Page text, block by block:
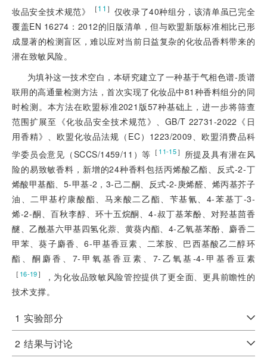
妆品安全技术规范》
［11 ］ 仅收录了40种组分，该清单虽已完全
覆盖EN 16274：2012的旧版清单，但与欧盟新版标准相比已形
成显著的检测盲区，难以应对当前日益复杂的化妆品香料带来的
潜在致敏风险。
为填补这一技术空白，本研究建立了一种基于气相色谱-质谱
联用的高通量检测方法，首次实现了化妆品中81种香料组分的同
时检测。本方法在欧盟标准2021版57种基础上，进一步将筛查
范围扩展至《化妆品安全技术规范》、GB/T 22731-2022《日
用香精》、欧盟化妆品法规（EC）1223/2009、欧盟消费品科
学委员会意见（SCCS/1459/11）等 ［ 11-15］ 所提及具有潜在风
险的易致敏香料，新增的24种香料包括丙烯酸乙酯、反式-2-丁
烯酸甲基酯、5-甲基-2，3-己二酮、反式-2-庚烯醛、烯丙基芥子
油、二甲基柠康酸酯、马来酸二乙酯、苄基氰、4-苯基丁-3-
烯-2-酮、百秋李醇、环十五烷酮、4-叔丁基苯酚、对羟基茴香
醚、乙酰基六甲基四氢化萘、黄葵内酯、4-乙氧基苯酚、麝香二
甲苯、葵子麝香、6-甲基香豆素、二苯胺、巴西基酸乙二醇环
酯、酮麝香、7-甲氧基香豆素、7-乙氧基-4-甲基香豆素
［ 16-19］
，为化妆品致敏风险管控提供了更全面、更具前瞻性的
技术支撑。
1 实验部分
2 结果与讨论